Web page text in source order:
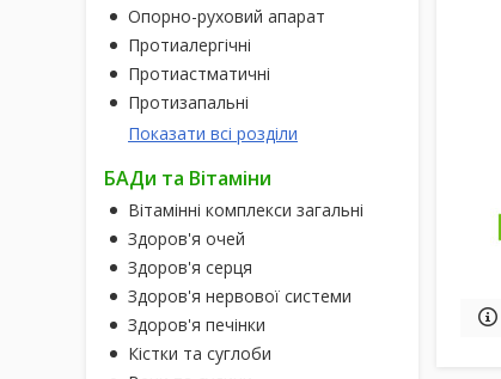
Опорно-руховий апарат
Протиалергічні
Протиастматичні
Протизапальні
Показати всі розділи
БАДи та Вітаміни
Вітамінні комплекси загальні
Здоров'я очей
Здоров'я серця
Здоров'я нервової системи
Здоров'я печінки
Кістки та суглоби